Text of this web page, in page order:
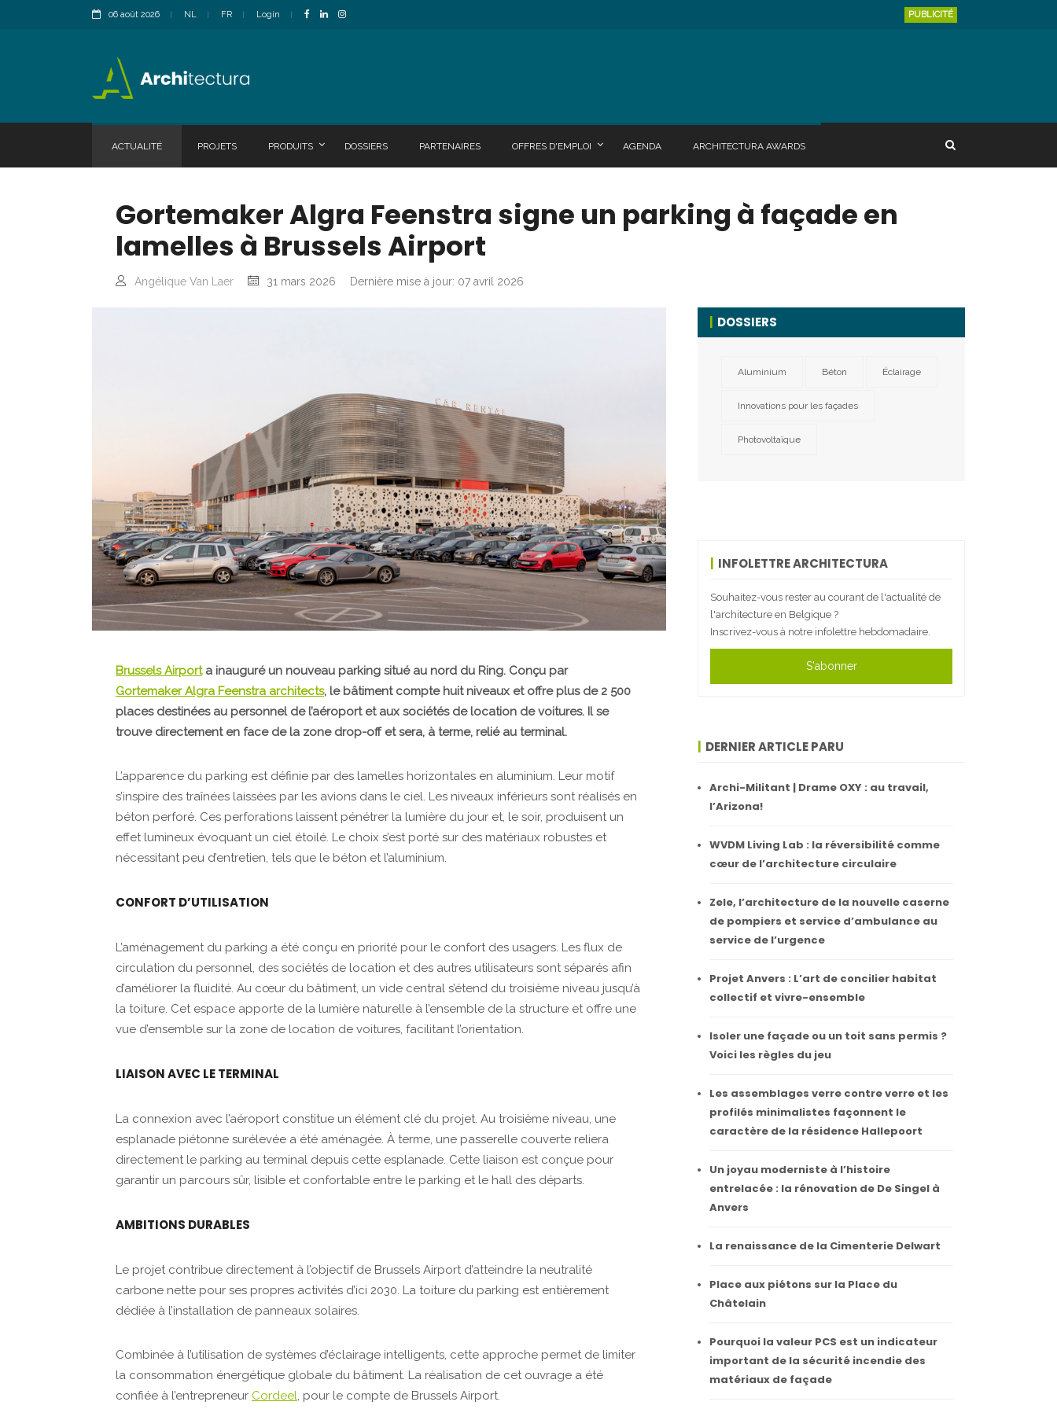
06 août 2026 NL FR Login PUBLICITÉ
ACTUALITÉ PROJETS PRODUITS DOSSIERS PARTENAIRES OFFRES D'EMPLOI AGENDA ARCHITECTURA AWARDS
Gortemaker Algra Feenstra signe un parking à façade en
lamelles à Brussels Airport
Angélique Van Laer 31 mars 2026 Dernière mise à jour: 07 avril 2026
Brussels Airporta inauguré un nouveau parking situé au nord du Ring. Conçu par
Gortemaker Algra Feenstra architects, le bâtiment compte huit niveaux et offre plus de 2 500
places destinées au personnel de l’aéroport et aux sociétés de location de voitures. Il se
trouve directement en face de la zone drop-off et sera, à terme, relié au terminal.
L’apparence du parking est définie par des lamelles horizontales en aluminium. Leur motif
s’inspire des traînées laissées par les avions dans le ciel. Les niveaux inférieurs sont réalisés en
béton perforé. Ces perforations laissent pénétrer la lumière du jour et, le soir, produisent un
effet lumineux évoquant un ciel étoilé. Le choix s’est porté sur des matériaux robustes et
nécessitant peu d’entretien, tels que le béton et l’aluminium.
CONFORT D’UTILISATION
L’aménagement du parking a été conçu en priorité pour le confort des usagers. Les flux de
circulation du personnel, des sociétés de location et des autres utilisateurs sont séparés afin
d’améliorer la fluidité. Au cœur du bâtiment, un vide central s’étend du troisième niveau jusqu’à
la toiture. Cet espace apporte de la lumière naturelle à l’ensemble de la structure et offre une
vue d’ensemble sur la zone de location de voitures, facilitant l’orientation.
LIAISON AVEC LE TERMINAL
La connexion avec l’aéroport constitue un élément clé du projet. Au troisième niveau, une
esplanade piétonne surélevée a été aménagée. À terme, une passerelle couverte reliera
directement le parking au terminal depuis cette esplanade. Cette liaison est conçue pour
garantir un parcours sûr, lisible et confortable entre le parking et le hall des départs.
AMBITIONS DURABLES
Le projet contribue directement à l’objectif de Brussels Airport d’atteindre la neutralité
carbone nette pour ses propres activités d’ici 2030. La toiture du parking est entièrement
dédiée à l’installation de panneaux solaires.
Combinée à l’utilisation de systèmes d’éclairage intelligents, cette approche permet de limiter
la consommation énergétique globale du bâtiment. La réalisation de cet ouvrage a été
confiée à l’entrepreneur Cordeel, pour le compte de Brussels Airport.
DOSSIERS
Aluminium Béton Éclairage
Innovations pour les façades
Photovoltaïque
INFOLETTRE ARCHITECTURA
Souhaitez-vous rester au courant de l'actualité de
l'architecture en Belgique ?
Inscrivez-vous à notre infolettre hebdomadaire.
S'abonner
DERNIER ARTICLE PARU
Archi-Militant | Drame OXY : au travail,
l’Arizona!
WVDM Living Lab : la réversibilité comme
cœur de l’architecture circulaire
Zele, l’architecture de la nouvelle caserne
de pompiers et service d’ambulance au
service de l’urgence
Projet Anvers : L’art de concilier habitat
collectif et vivre-ensemble
Isoler une façade ou un toit sans permis ?
Voici les règles du jeu
Les assemblages verre contre verre et les
profilés minimalistes façonnent le
caractère de la résidence Hallepoort
Un joyau moderniste à l’histoire
entrelacée : la rénovation de De Singel à
Anvers
La renaissance de la Cimenterie Delwart
Place aux piétons sur la Place du
Châtelain
Pourquoi la valeur PCS est un indicateur
important de la sécurité incendie des
matériaux de façade